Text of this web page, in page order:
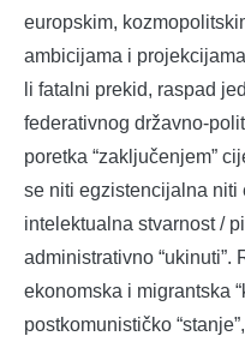
europskim,
ambicijama i
li fatalni prekid, raspad
federativnog državno-
poretka “zaključenjem”
se niti egzistencijalna niti
intelektualna stvarnost /
administrativno “ukinuti”.
ekonomska i migrantska
postkomunističko